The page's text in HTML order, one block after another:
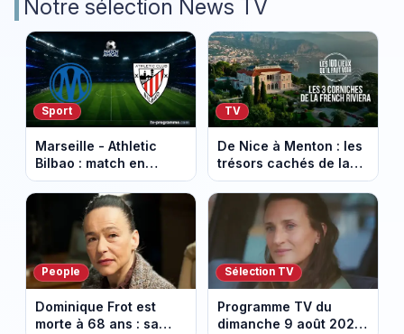
Notre sélection News TV
Sport
Marseille - Athletic
Bilbao : match en
direct sur Ligue 1+ à
17h30 (amical du 9
août 2026)
TV
De Nice à Menton : les
trésors cachés de la
French Riviera dévoilés
dans les 100 lieux qu'il
faut voir
People
Dominique Frot est
morte à 68 ans : sa
Sélection TV
Programme TV du
dimanche 9 août 2026